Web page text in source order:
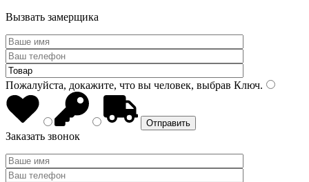
Вызвать замерщика
Пожалуйста, докажите, что вы человек, выбрав Ключ.
Заказать звонок